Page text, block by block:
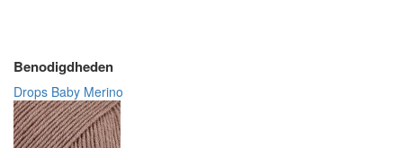
Benodigdheden
Drops Baby Merino